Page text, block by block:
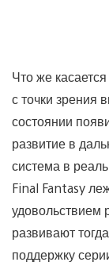
Что же
с точки зрения
состоянии
развитие в
система в
Final Fantasy
удовольствием
развивают
поддержку